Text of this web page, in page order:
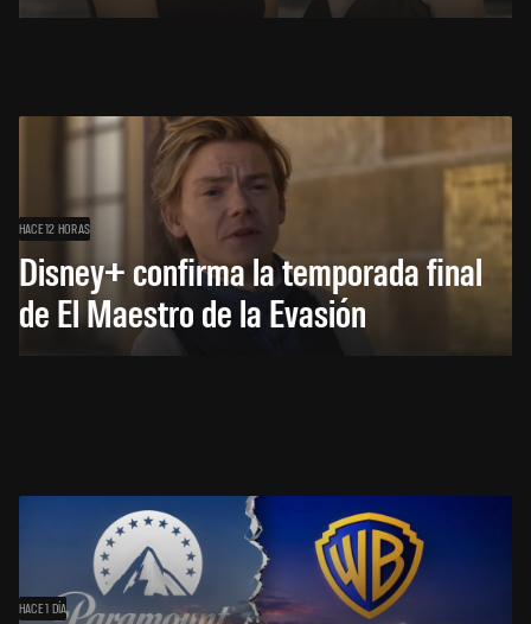
HACE 12 HORAS
Disney+ confirma la temporada final
de El Maestro de la Evasión
HACE 1 DÍA